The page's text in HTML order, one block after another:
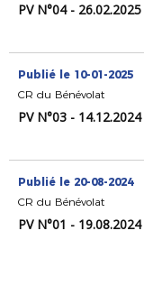
PV N°04 - 26.02.2025
Publié le 10-01-2025
CR du Bénévolat
PV N°03 - 14.12.2024
Publié le 20-08-2024
CR du Bénévolat
PV N°01 - 19.08.2024